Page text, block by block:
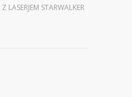
LASERJEM STARWALKER